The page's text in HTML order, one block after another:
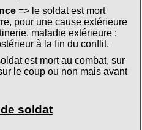
=> le soldat est mort
pour une cause extérieure
maladie extérieure ;
à la fin du conflit.
est mort au combat, sur
le coup ou non mais avant
soldat